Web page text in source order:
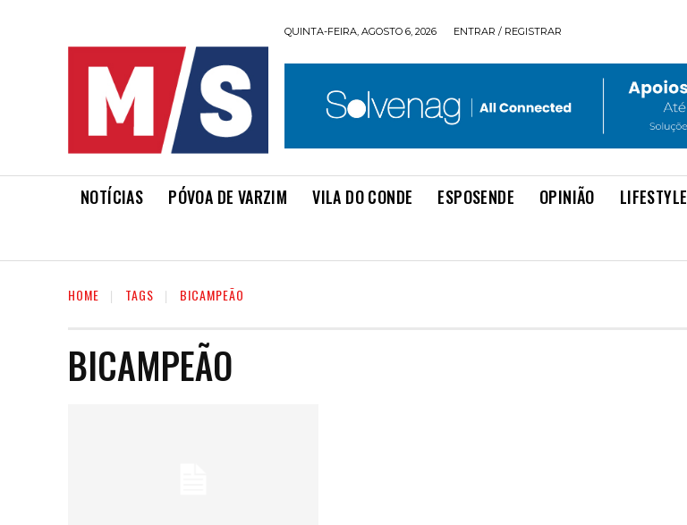
QUINTA-FEIRA, AGOSTO 6, 2026 ENTRAR / REGISTRAR
NOTÍCIAS PÓVOA DE VARZIM VILA DO CONDE ESPOSENDE OPINIÃO LIFESTYLE
HOME TAGS BICAMPEÃO
BICAMPEÃO